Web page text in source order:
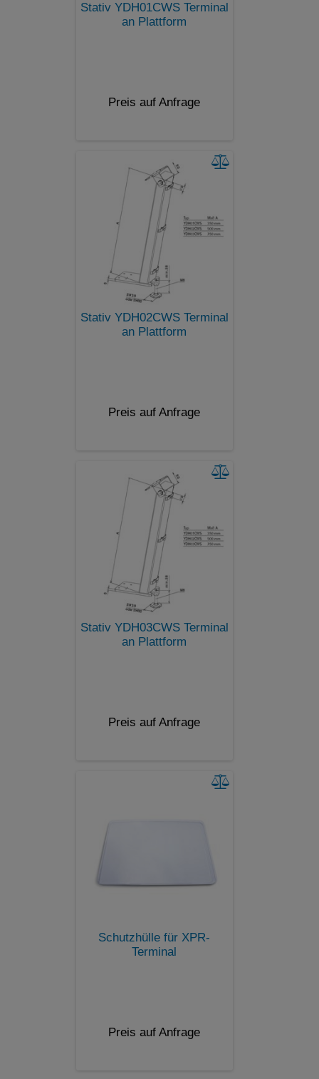
Stativ YDH01CWS Terminal
an Plattform
Preis auf Anfrage
Stativ YDH02CWS Terminal
an Plattform
Preis auf Anfrage
Stativ YDH03CWS Terminal
an Plattform
Preis auf Anfrage
Schutzhülle für XPR-
Terminal
Preis auf Anfrage